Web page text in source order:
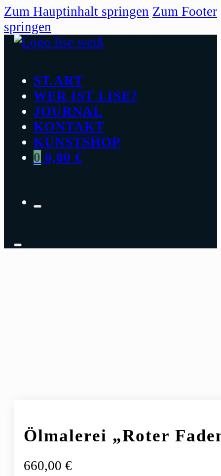
Zum Hauptinhalt springen Zum Footer
springen
ST.ART
WER IST LISE?
JOURNAL
KONTAKT
KUNSTSHOP
0 0,00 €
Ölmalerei „Roter
660,00 €